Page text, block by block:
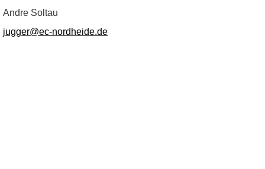
Andre Soltau
jugger@ec-nordheide.de